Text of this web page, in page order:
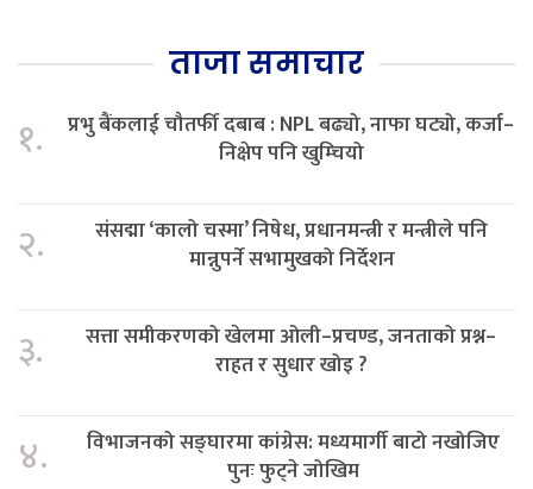
ताजा समाचार
१.
प्रभु बैंकलाई चौतर्फी दबाब : NPL बढ्यो, नाफा घट्यो, कर्जा–
निक्षेप पनि खुम्चियो
२.
संसद्मा ‘कालो चस्मा’ निषेध, प्रधानमन्त्री र मन्त्रीले पनि
मान्नुपर्ने सभामुखको निर्देशन
३.
सत्ता समीकरणको खेलमा ओली–प्रचण्ड, जनताको प्रश्न–
राहत र सुधार खोइ ?
४.
विभाजनको सङ्घारमा कांग्रेस: मध्यमार्गी बाटो नखोजिए
पुनः फुट्ने जोखिम